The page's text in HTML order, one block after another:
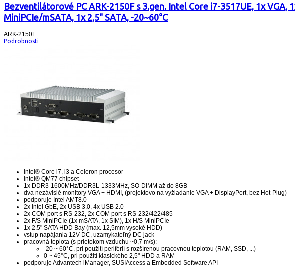
Bezventilátorové PC ARK-2150F s 3.gen. Intel Core i7-3517UE, 1x VGA,
MiniPCIe/mSATA, 1x 2,5" SATA, -20~60°C
ARK-2150F
Podrobnosti
Intel® Core i7, i3 a Celeron procesor
Intel® QM77 chipset
1x DDR3-1600MHz/DDR3L-1333MHz, SO-DIMM až do 8GB
dva nezávislé monitory VGA + HDMI, (projektovo na vyžiadanie VGA + DisplayPort, bez Hot-Plug)
podporuje Intel AMT8.0
2x Intel GbE, 2x USB 3.0, 4x USB 2.0
2x COM port s RS-232, 2x COM port s RS-232/422/485
2x F/S MiniPCIe (1x mSATA, 1x SIM), 1x H/S MiniPCIe
1x 2.5" SATA HDD Bay (max. 12,5mm vysoké HDD)
vstup napájania 12V DC, uzamykateľný DC jack
pracovná teplota (s prietokom vzduchu ~0,7 m/s):
-20 ~ 60°C, pri použití periférií s rozšírenou pracovnou teplotou (RAM, SSD, ...)
0 ~ 45°C, pri použití klasického 2,5" HDD a RAM
podporuje Advantech iManager, SUSIAccess a Embedded Software API